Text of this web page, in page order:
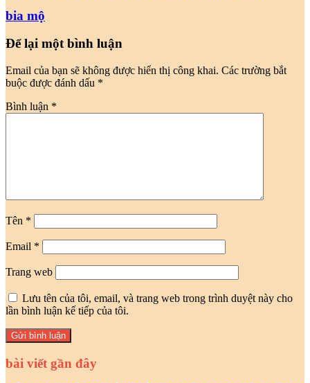
bia mộ
Để lại một bình luận
Email của bạn sẽ không được hiển thị công khai. Các trường bắt
buộc được đánh dấu *
Bình luận *
Tên *
Email *
Trang web
Lưu tên của tôi, email, và trang web trong trình duyệt này cho
lần bình luận kế tiếp của tôi.
bài viết gần đây